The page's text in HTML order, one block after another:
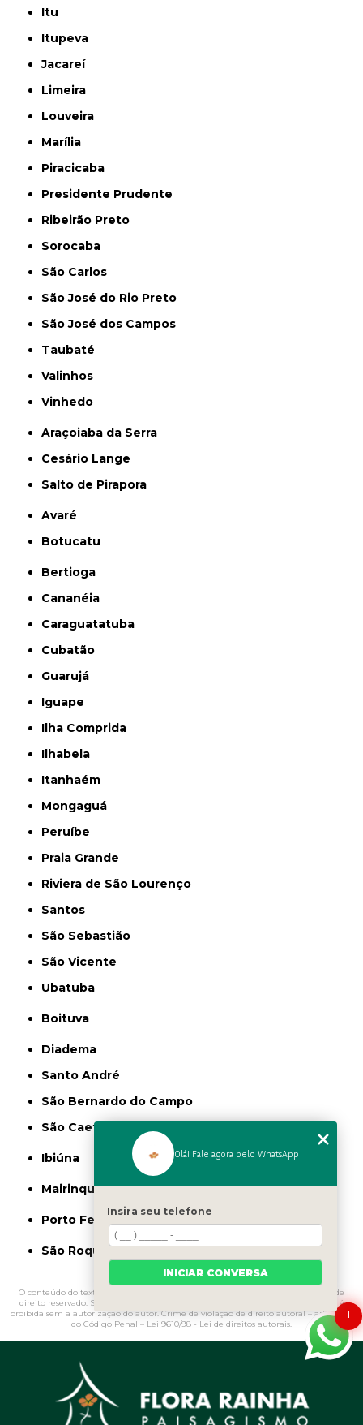
Itu
Itupeva
Jacareí
Limeira
Louveira
Marília
Piracicaba
Presidente Prudente
Ribeirão Preto
Sorocaba
São Carlos
São José do Rio Preto
São José dos Campos
Taubaté
Valinhos
Vinhedo
Araçoiaba da Serra
Cesário Lange
Salto de Pirapora
Avaré
Botucatu
Bertioga
Cananéia
Caraguatatuba
Cubatão
Guarujá
Iguape
Ilha Comprida
Ilhabela
Itanhaém
Mongaguá
Peruíbe
Praia Grande
Riviera de São Lourenço
Santos
São Sebastião
São Vicente
Ubatuba
Boituva
Diadema
Santo André
São Bernardo do Campo
São Caetano do Sul
Ibiúna
Mairinque
Porto Feliz
São Roque
O conteúdo do texto "
" é de
direito reservado. Sua reprodução, parcial ou total, mesmo citando nossos links, é
proibida sem a autorização do autor. Crime de violação de direito autoral – artigo 184
do Código Penal – Lei 9610/98 - Lei de direitos autorais.
1
Olá! Fale agora pelo WhatsApp
Insira seu telefone
INICIAR CONVERSA